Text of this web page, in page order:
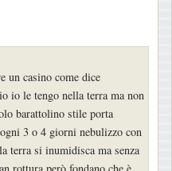
un casino come dice
io le tengo nella terra ma non
barattolino stile porta
3 o 4 giorni nebulizzo con
terra si inumidisca ma senza